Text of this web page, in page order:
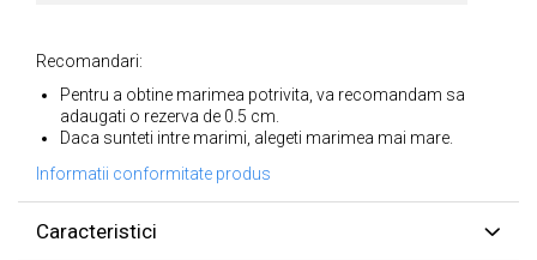
Recomandari:
Pentru a obtine marimea potrivita, va recomandam sa
adaugati o rezerva de 0.5 cm.
Daca sunteti intre marimi, alegeti marimea mai mare.
Informatii conformitate produs
Caracteristici